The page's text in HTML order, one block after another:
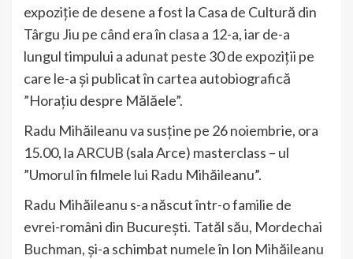
expoziţie de desene a fost la Casa de Cultură din
Târgu Jiu pe când era în clasa a 12-a, iar de-a
lungul timpului a adunat peste 30 de expoziţii pe
care le-a şi publicat în cartea autobiografică
”Horaţiu despre Mălăele”.
Radu Mihăileanu va susține pe 26 noiembrie, ora
15.00, la ARCUB (sala Arce) masterclass – ul
”Umorul în filmele lui Radu Mihăileanu”.
Radu Mihăileanu s-a născut într-o familie de
evrei-români din București. Tatăl său, Mordechai
Buchman, și-a schimbat numele în Ion Mihăileanu